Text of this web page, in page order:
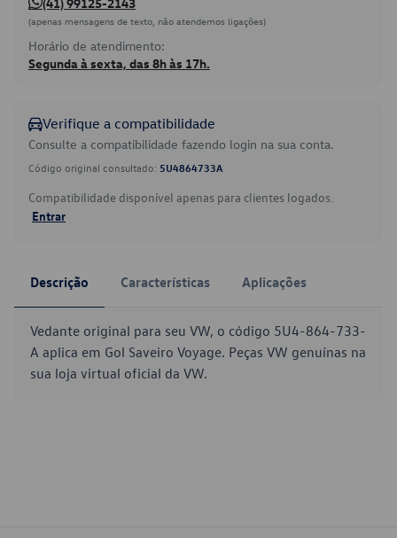
(apenas mensagens de texto, não atendemos ligações)
Horário de atendimento:
Segunda à sexta, das 8h às 17h.
Verifique a compatibilidade
Consulte a compatibilidade fazendo login na sua conta.
Código original consultado: 5U4864733A
Compatibilidade disponível apenas para clientes logados.
Entrar
Descrição Características Aplicações
Vedante original para seu VW, o código 5U4-864-733-
A aplica em Gol Saveiro Voyage. Peças VW genuínas na
sua loja virtual oficial da VW.